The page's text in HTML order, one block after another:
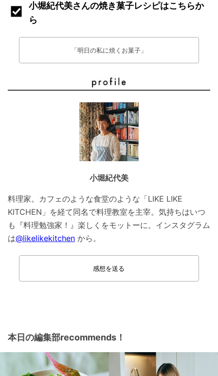
小堀紀代美さんの焼き菓子レシピはこちらか
ら
「明日の私に焼くお菓子」
小堀紀代美
料理家。カフェのような食堂のような「LIKE LIKE
KITCHEN」を経て同名で料理教室を主宰。気持ちはいつ
も『料理勉強家！』楽しくをモットーに。インスタグラム
は@likelikekitchen から。
感想を送る
本日の編集部recommends！